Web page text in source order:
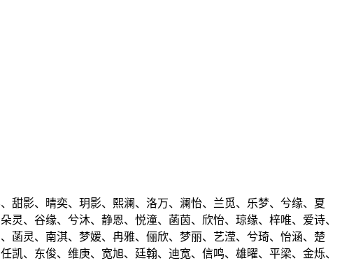
甜影、晴奕、玥影、熙澜、洛万、澜怡、兰觅、乐梦、兮缘、夏
、谷缘、兮沐、静恩、悦潼、菡茵、欣怡、琼缘、梓唯、爱诗、
菡灵、南淇、梦媛、冉雅、俪欣、梦丽、艺滢、兮琦、怡涵、楚
、东俊、维庚、宽旭、廷翰、迪宽、信鸣、雄曜、平梁、金烁、